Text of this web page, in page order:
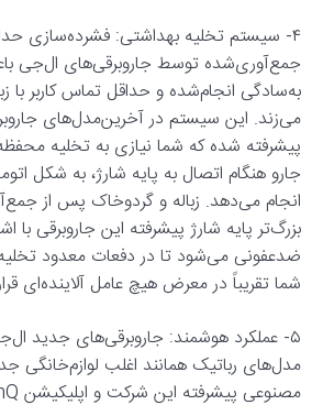
۴- سیستم تخلیه بهداشتی: فشرده‌سازی
جمع‌آوری‌شده توسط جاروبرقی‌های ال‌جی
به‌سادگی انجام‌شده و حداقل تماس کاربر با
می‌زند. این سیستم در آخرین‌مدل‌های
پیشرفته شده که شما نیازی به تخلیه
جارو هنگام اتصال به پایه شارژ، به شکل
انجام می‌دهد. زباله و گردوخاک پس از
بزرگ‌تر پایه شارژ پیشرفته این جاروبرقی با
ضدعفونی می‌شود تا در دفعات معدود
شما تقریباً در معرض هیچ عامل آلاینده‌ای
۵- عملکرد هوشمند: جاروبرقی‌های جدید
مدل‌های رباتیک همانند اغلب